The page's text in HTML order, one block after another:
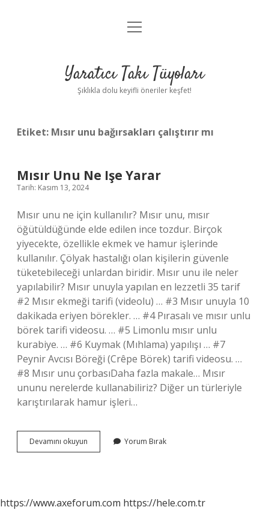
Anasayfa
Yasal Uyarı
menüyü
Yaratıcı Takı Tüyoları
Şıklıkla dolu keyifli öneriler keşfet!
Etiket: Mısır unu bağırsakları çalıştırır mı
Mısır Unu Ne Işe Yarar
Tarih: Kasım 13, 2024
Mısır unu ne için kullanılır? Mısır unu, mısır
öğütüldüğünde elde edilen ince tozdur. Birçok
yiyecekte, özellikle ekmek ve hamur işlerinde
kullanılır. Çölyak hastalığı olan kişilerin güvenle
tüketebileceği unlardan biridir. Mısır unu ile neler
yapılabilir? Mısır unuyla yapılan en lezzetli 35 tarif
#2 Mısır ekmeği tarifi (videolu) … #3 Mısır unuyla 10
dakikada eriyen börekler. … #4 Pırasalı ve mısır unlu
börek tarifi videosu. … #5 Limonlu mısır unlu
kurabiye. … #6 Kuymak (Mıhlama) yapılışı … #7
Peynir Avcısı Böreği (Crêpe Börek) tarifi videosu. …
#8 Mısır unu çorbasıDaha fazla makale… Mısır
ununu nerelerde kullanabiliriz? Diğer un türleriyle
karıştırılarak hamur işleri…
Devamını okuyun
Unu
Yorum Bırak
https://www.axeforum.com https://hele.com.tr